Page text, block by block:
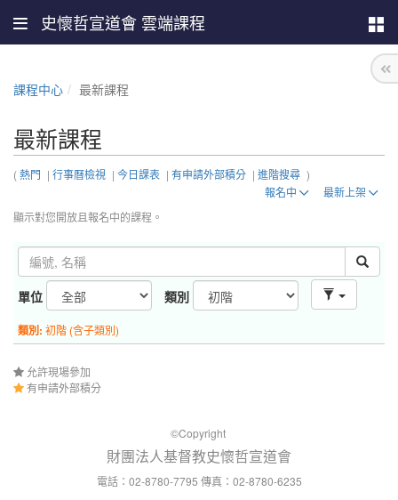
史懷哲宣道會 雲端課程
課程中心 最新課程
最新課程
(熱門 | 行事曆檢視 | 今日課表 | 有申請外部積分 | 進階搜尋 )
報名中
最新上架
顯示對您開放且報名中的課程。
單位 類別
類別: 初階 (含子類別)
允許現場參加
有申請外部積分
©Copyright
財團法人基督教史懷哲宣道會
電話：02-8780-7795 傳真：02-8780-6235